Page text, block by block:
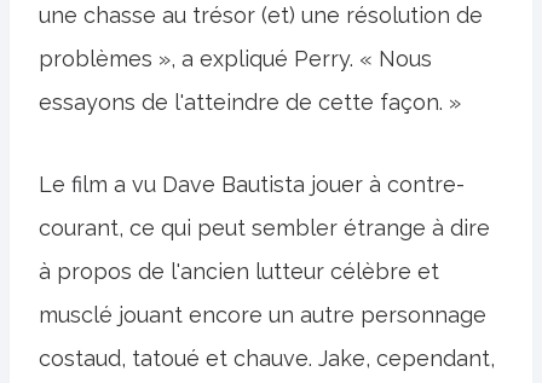
une chasse au trésor (et) une résolution de
problèmes », a expliqué Perry. « Nous
essayons de l'atteindre de cette façon. »
Le film a vu Dave Bautista jouer à contre-
courant, ce qui peut sembler étrange à dire
à propos de l'ancien lutteur célèbre et
musclé jouant encore un autre personnage
costaud, tatoué et chauve. Jake, cependant,